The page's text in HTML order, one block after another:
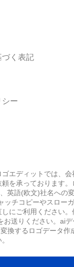
づく表記
シー
エディットでは、
を承っております
英語(欧文)社名への
ッチコピーやスロー
にご利用ください
お送りください。ai
換するロゴデータ作